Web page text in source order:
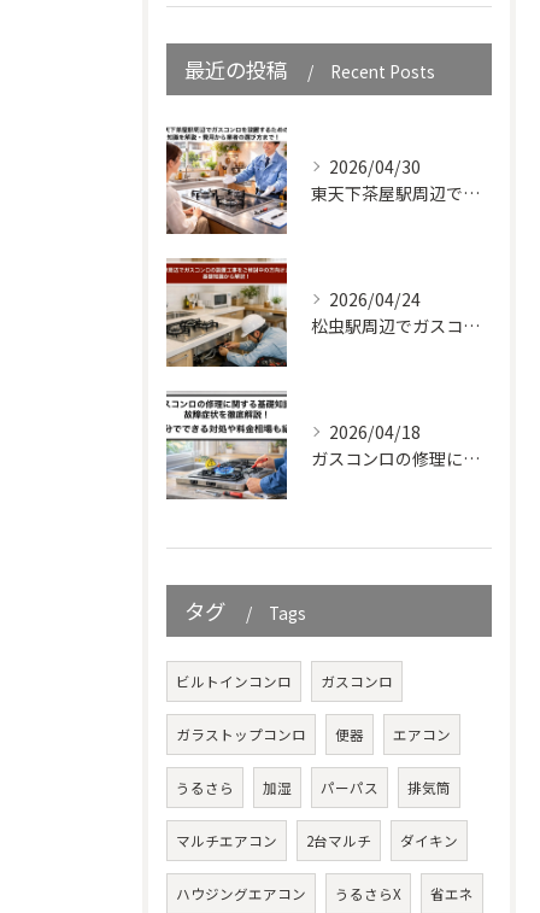
最近の投稿 Recent Posts
2026/04/30
東天下茶屋駅周辺でガスコンロを設置するための知識を解説・費用から業者の選び方まで！
2026/04/24
松虫駅周辺でガスコンロの設置工事をご検討中の方向けガイド｜基礎知識から解説！
2026/04/18
ガスコンロの修理に関する基礎知識と故障症状を徹底解説！自分でできる対処や料金相場も紹介
タグ Tags
ビルトインコンロ ガスコンロ
ガラストップコンロ 便器 エアコン
うるさら 加湿 パーパス 排気筒
マルチエアコン 2台マルチ ダイキン
ハウジングエアコン うるさらX 省エネ